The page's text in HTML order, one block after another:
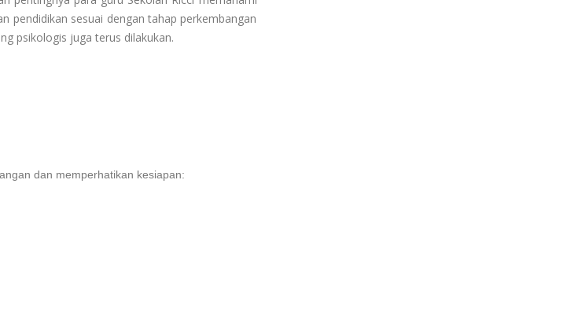
pendidikan sesuai dengan tahap perkembangan
psikologis juga terus dilakukan.
dan memperhatikan kesiapan: